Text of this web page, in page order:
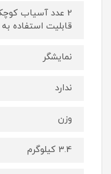
2 عدد آسیاب
قابلیت استفاده به
نمایشگر
ندارد
وزن
3.4 کیلوگرم